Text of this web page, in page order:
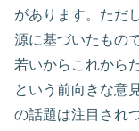
があります。ただ
源に基づいたもの
若いからこれから
という前向きな意
の話題は注目され